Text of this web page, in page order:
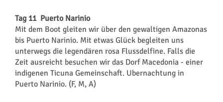
Tag 11 Puerto Narinio
Mit dem Boot gleiten wir über den gewaltigen Amazonas
bis Puerto Narinio. Mit etwas Glück begleiten uns
unterwegs die legendären rosa Flussdelfine. Falls die
Zeit ausreicht besuchen wir das Dorf Macedonia - einer
indigenen Ticuna Gemeinschaft. Ubernachtung in
Puerto Narinio. (F, M, A)